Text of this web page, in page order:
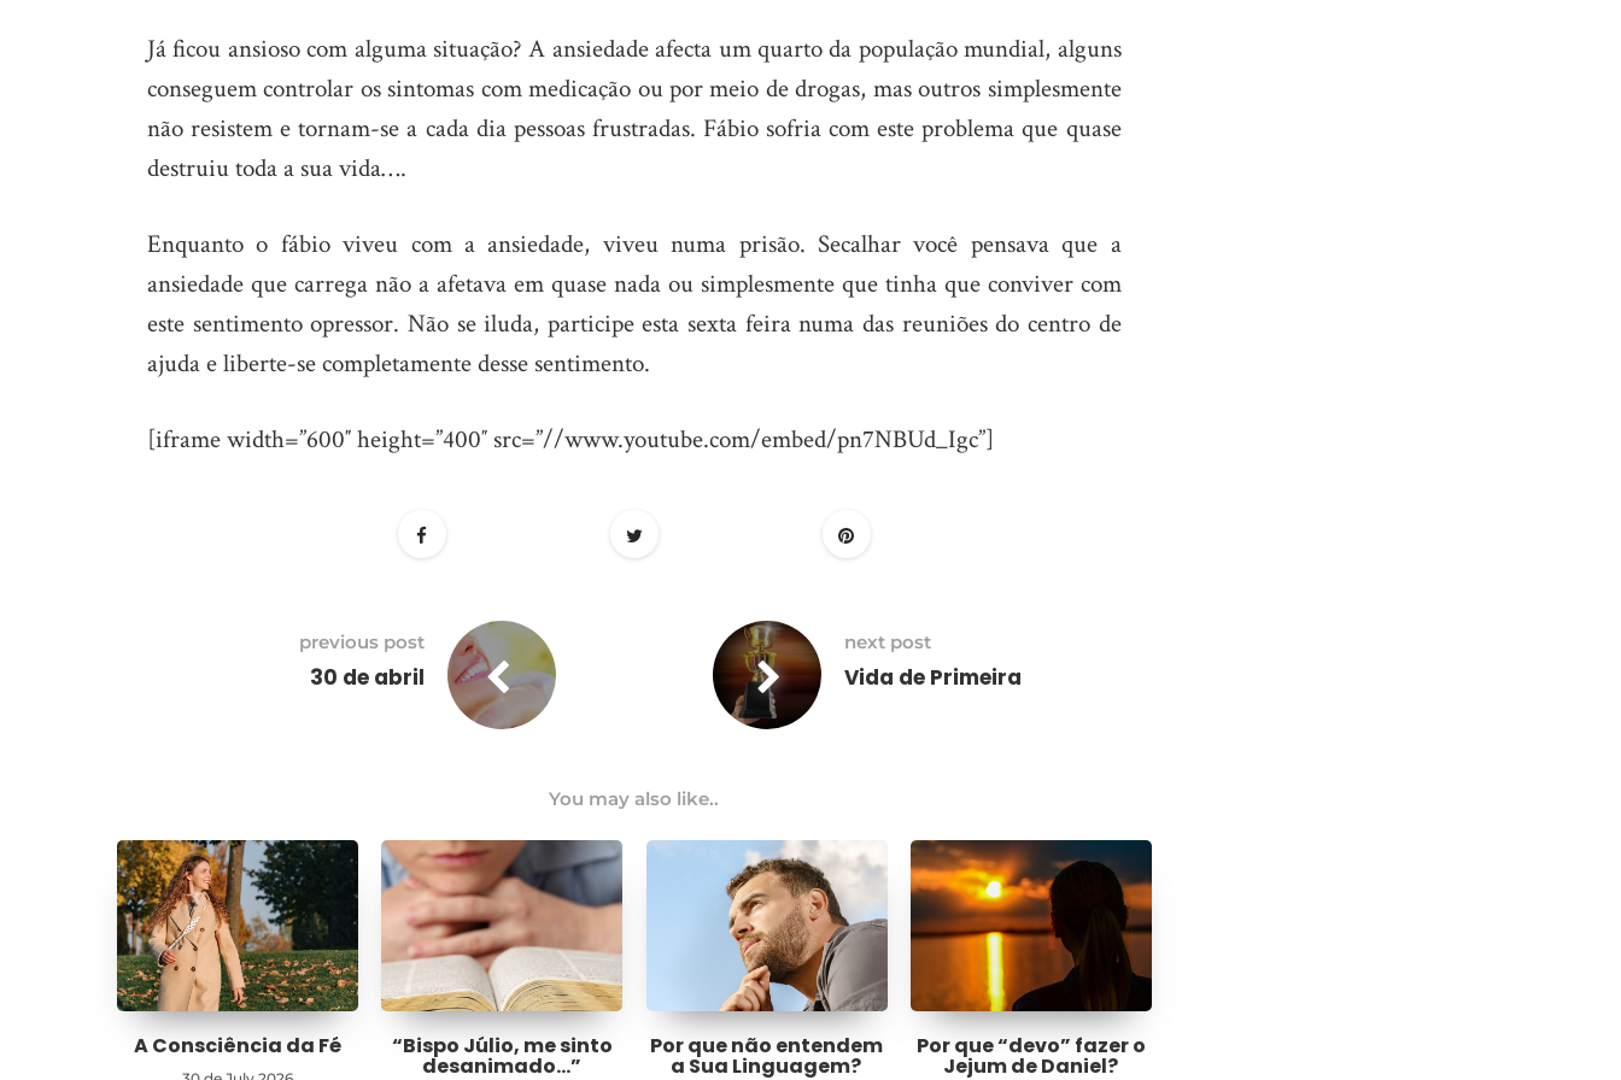
Já ficou ansioso com alguma situação? A ansiedade afecta um quarto da população mundial, alguns
conseguem controlar os sintomas com medicação ou por meio de drogas, mas outros simplesmente
não resistem e tornam-se a cada dia pessoas frustradas. Fábio sofria com este problema que quase
destruiu toda a sua vida….
Enquanto o fábio viveu com a ansiedade, viveu numa prisão. Secalhar você pensava que a
ansiedade que carrega não a afetava em quase nada ou simplesmente que tinha que conviver com
este sentimento opressor. Não se iluda, participe esta sexta feira numa das reuniões do centro de
ajuda e liberte-se completamente desse sentimento.
[iframe width=”600″ height=”400″ src=”//www.youtube.com/embed/pn7NBUd_Igc”]
previous post
30 de abril
next post
Vida de Primeira
You may also like..
A Consciência da Fé “Bispo Júlio, me sinto
desanimado…”
Por que não entendem
a Sua Linguagem?
Por que “devo” fazer o
Jejum de Daniel?